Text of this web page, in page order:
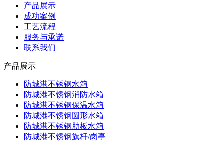
产品展示
成功案例
工艺流程
服务与承诺
联系我们
产品展示
防城港不锈钢水箱
防城港不锈钢消防水箱
防城港不锈钢保温水箱
防城港不锈钢圆形水箱
防城港不锈钢肋板水箱
防城港不锈钢旗杆/岗亭